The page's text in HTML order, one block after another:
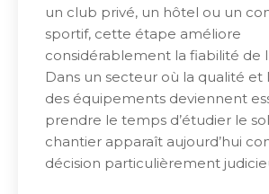
un club privé, un hôtel ou un
sportif, cette étape améliore
considérablement la fiabilité de
Dans un secteur où la qualité et
des équipements deviennent
prendre le temps d’étudier le
chantier apparaît aujourd’hui
décision particulièrement